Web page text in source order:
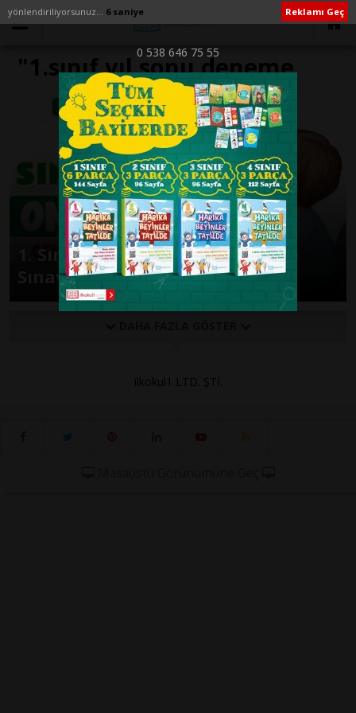
yönlendiriliyorsunuz... 6 saniye Reklamı Geç
0 538 646 75 55
"1.sınıf yıl sonu deneme
sınavı 2021" ile İlişikli
yazılar
1. Sınıf 2. Dönem Genel Deneme
Sınavı 18 Mayıs 2024